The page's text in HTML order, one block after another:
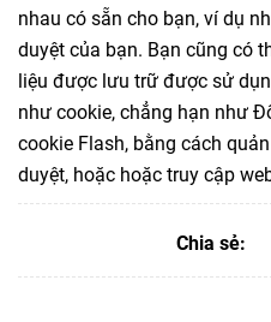
nhau có sẵn cho bạn, ví dụ
duyệt của bạn. Bạn cũng có
liệu được lưu trữ được sử
như cookie, chẳng hạn như
cookie Flash, bằng cách
duyệt, hoặc hoặc truy cập
Chia sẻ: